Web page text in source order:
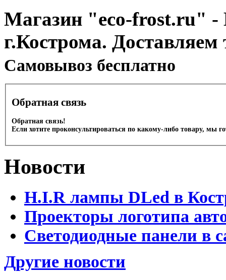
Магазин "eco-frost.ru" -
г.Кострома.
Cамовывоз бесплатно
Обратная связь
Обратная связь!
Если хотите проконсультироваться по какому-либо товару, мы
Новости
H.I.R лампы DLed в
Проекторы логотипа
Светодиодные панели в
Другие новости